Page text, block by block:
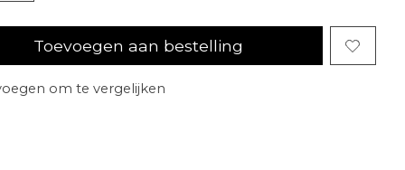
Toevoegen aan bestelling
om te vergelijken